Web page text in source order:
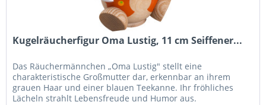
Kugelräucherfigur Oma Lustig, 11 cm Seiffener...
Das Räuchermännchen „Oma Lustig" stellt eine
charakteristische Großmutter dar, erkennbar an ihrem
grauen Haar und einer blauen Teekanne. Ihr fröhliches
Lächeln strahlt Lebensfreude und Humor aus.